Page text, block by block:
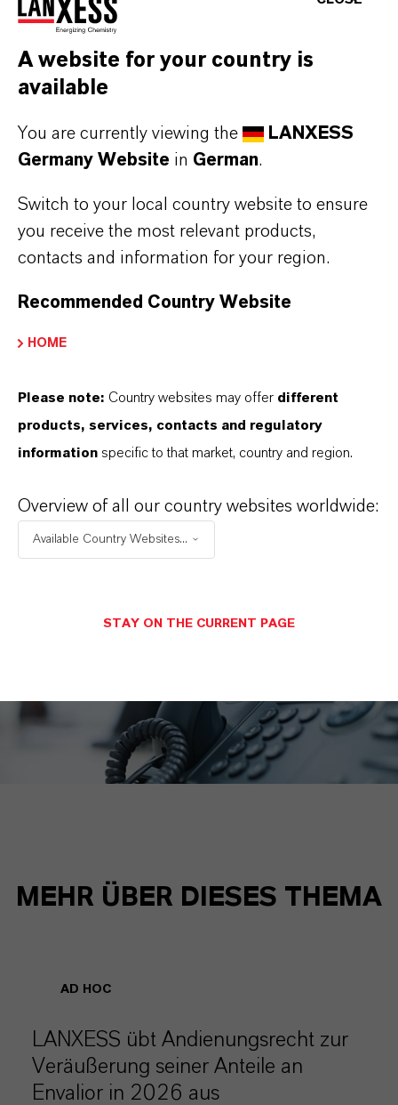
DOWNLOAD
LANXESS platziert erfolgreich neue
Grundkapitals zu je EUR
52,00 (PDF, 236,2 KB)
Kontakt
Investor Relations
uns erhalten? Dann registrieren Sie sich für
unseren Newsletter per E-Mail an
ir@lanxess.com.
ir@lanxess.com
MEHR ÜBER DIESES THEMA
AD HOC
LANXESS übt Andienungsrecht zur
Veräußerung seiner Anteile an
Envalior in 2026 aus
A website for your country is
available
You are currently viewing the
LANXESS
Germany Website in German.
Switch to your local country website to ensure
you receive the most relevant products,
contacts and information for your region.
Recommended Country Website
HOME
Please note: Country websites may offer different
products, services, contacts and regulatory
information specific to that market, country and region.
Overview of all our country websites worldwide:
Available Country Websites...
STAY ON THE CURRENT PAGE